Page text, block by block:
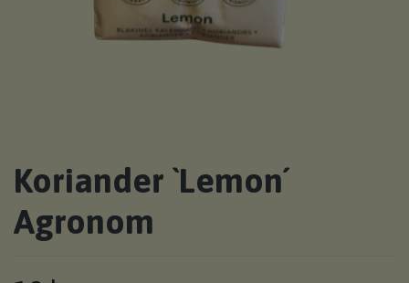
Koriander `Lemon´
Agronom